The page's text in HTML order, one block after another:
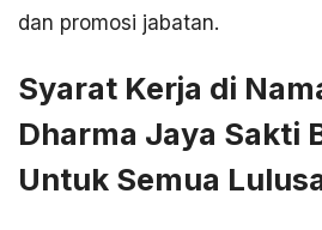
dan promosi jabatan.
Syarat Kerja di
Dharma Jaya Sakti
Untuk Semua